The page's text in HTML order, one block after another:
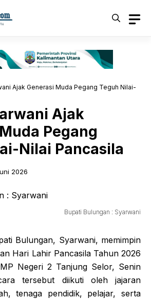
Ajak Generasi Muda Pegang Teguh Nilai-
Ajak
Pegang
Nilai Pancasila
2026
Bupati Bulungan : Syarwani
Bulungan, Syarwani, memimpin
Hari Lahir Pancasila Tahun 2026
Negeri 2 Tanjung Selor, Senin
tersebut diikuti oleh jajaran
tenaga pendidik, pelajar, serta